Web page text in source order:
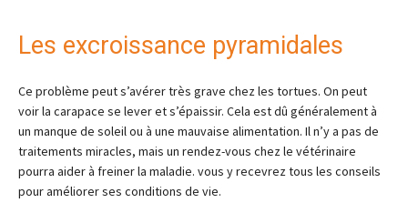
Les excroissance pyramidales
Ce problème peut s’avérer très grave chez les tortues. On peut
voir la carapace se lever et s’épaissir. Cela est dû généralement à
un manque de soleil ou à une mauvaise alimentation. Il n’y a pas de
traitements miracles, mais un rendez-vous chez le vétérinaire
pourra aider à freiner la maladie. vous y recevrez tous les conseils
pour améliorer ses conditions de vie.